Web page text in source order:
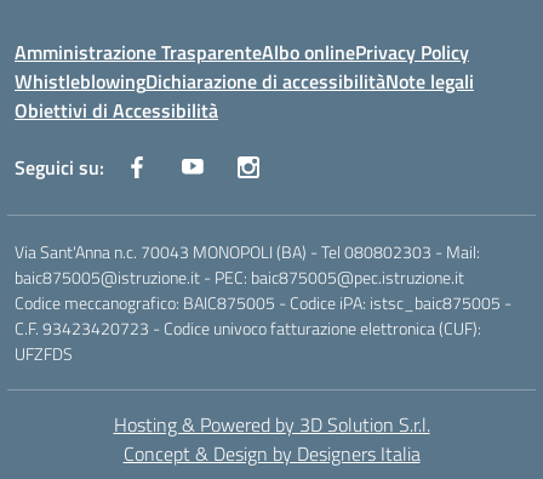
Amministrazione TrasparenteAlbo onlinePrivacy Policy
WhistleblowingDichiarazione di accessibilitàNote legali
Obiettivi di Accessibilità
Seguici su:
Via Sant'Anna n.c. 70043 MONOPOLI (BA) - Tel 080802303 - Mail:
baic875005@istruzione.it - PEC: baic875005@pec.istruzione.it
Codice meccanografico: BAIC875005 - Codice iPA: istsc_baic875005 -
C.F. 93423420723 - Codice univoco fatturazione elettronica (CUF):
UFZFDS
Hosting & Powered by 3D Solution S.r.l.
Concept & Design by Designers Italia